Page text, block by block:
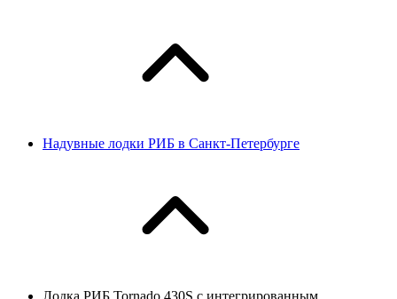
Надувные лодки РИБ в Санкт-Петербурге